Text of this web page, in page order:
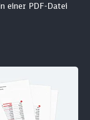
einer PDF-Datei